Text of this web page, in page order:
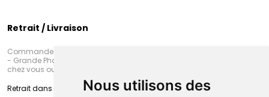
Nous utilisons des
Retrait / Livraison
Commandez en ligne et venez chercher votre commande à Amiens
- Grande Pharmacie d’Amiens (Fachon) ou recevez-là rapidement
chez vous ou en point retrait
Retrait dans la pharmacie d’Amiens